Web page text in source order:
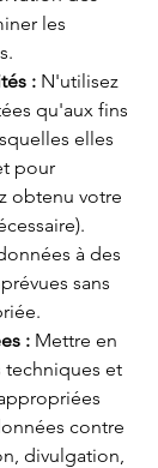
les
: N'utilisez
qu'aux fins
elles
pour
obtenu votre
à des
sans
: Mettre en
et
contre
divulgation,